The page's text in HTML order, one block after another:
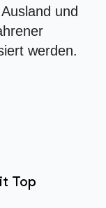
und
werden.
Top